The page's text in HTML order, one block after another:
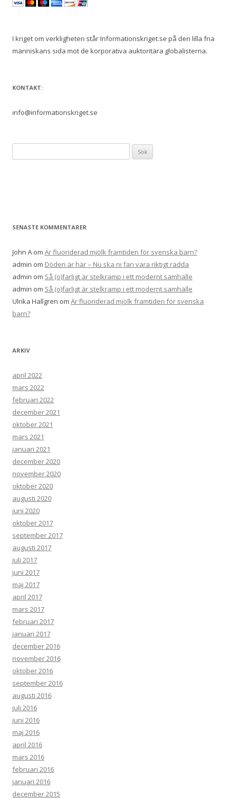
I kriget om verkligheten står Informationskriget.se på den lilla fria
människans sida mot de korporativa auktoritära globalisterna.
KONTAKT:
info@informationskriget.se
efter:
SENASTE KOMMENTARER
John A om Är fluoriderad mjölk framtiden för svenska barn?
admin om Döden är här – Nu ska ni fan vara riktigt rädda
admin om Så (o)farligt är stelkramp i ett modernt samhälle
admin om Så (o)farligt är stelkramp i ett modernt samhälle
Ulrika Hallgren om Är fluoriderad mjölk framtiden för svenska
barn?
ARKIV
april 2022
mars 2022
februari 2022
december 2021
oktober 2021
mars 2021
januari 2021
december 2020
november 2020
oktober 2020
augusti 2020
juni 2020
oktober 2017
september 2017
augusti 2017
juli 2017
juni 2017
maj 2017
april 2017
mars 2017
februari 2017
januari 2017
december 2016
november 2016
oktober 2016
september 2016
augusti 2016
juli 2016
juni 2016
maj 2016
april 2016
mars 2016
februari 2016
januari 2016
december 2015